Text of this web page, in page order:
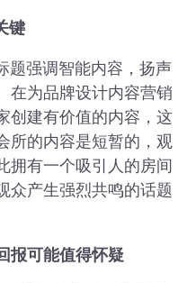
键
强调智能内容，扬声
在为品牌设计内容营销
创建有价值的内容，这
所的内容是短暂的，观
拥有一个吸引人的房间
众产生强烈共鸣的话题
可能值得怀疑